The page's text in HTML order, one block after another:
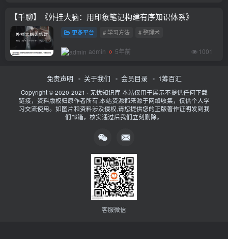
【千聊】《外挂大脑：用印象笔记构建有序知识体系》
更多平台 # 学习方法 # 整理术
admin 5年前 1001
免责声明 关于我们 会员目录 1筹百汇
Copyright © 2020-2021 · 无忧知识库 本站仅用于展示不提供任何下载
链接，资料版权归原作者所有,本站资源都来源于网络收集，仅供个人学
习交流使用。如图片和资料涉及侵权,请您提供您的正版著作证明发到我
们邮箱，核实通过后我们立刻删除。
客服微信